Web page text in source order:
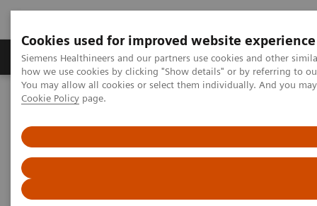
Cookies used for improved website experience
Siemens Healthineers and our partners use cookies and other
how we use cookies by clicking "Show details" or by referring to
You may allow all cookies or select them individually. And you
Cookie Policy page.
Productos y servicios Especialidades clínicas
Home
Laboratory Diagnostics
Ensayos de fibrosis hepática
Evidencia y valor clínico contrastados del ELF Test
Evidencia y valor clínico